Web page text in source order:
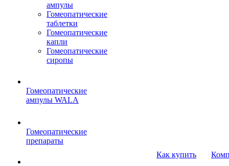
ампулы
Гомеопатические
таблетки
Гомеопатические
капли
Гомеопатические
сиропы
Гомеопатические
ампулы WALA
Гомеопатические
препараты
Как купить